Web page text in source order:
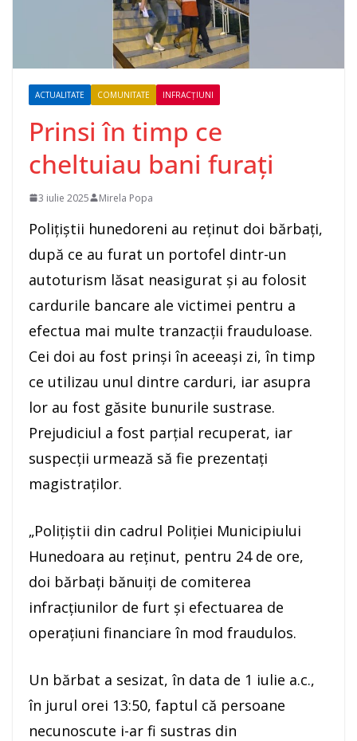
ACTUALITATE COMUNITATE INFRACȚIUNI
Prinsi în timp ce
cheltuiau bani furați
3 iulie 2025 Mirela Popa
Polițiștii hunedoreni au reținut doi bărbați,
după ce au furat un portofel dintr-un
autoturism lăsat neasigurat și au folosit
cardurile bancare ale victimei pentru a
efectua mai multe tranzacții frauduloase.
Cei doi au fost prinși în aceeași zi, în timp
ce utilizau unul dintre carduri, iar asupra
lor au fost găsite bunurile sustrase.
Prejudiciul a fost parțial recuperat, iar
suspecții urmează să fie prezentați
magistraților.
„Polițiștii din cadrul Poliției Municipiului
Hunedoara au reținut, pentru 24 de ore,
doi bărbați bănuiți de comiterea
infracțiunilor de furt și efectuarea de
operațiuni financiare în mod fraudulos.
Un bărbat a sesizat, în data de 1 iulie a.c.,
în jurul orei 13:50, faptul că persoane
necunoscute i-ar fi sustras din